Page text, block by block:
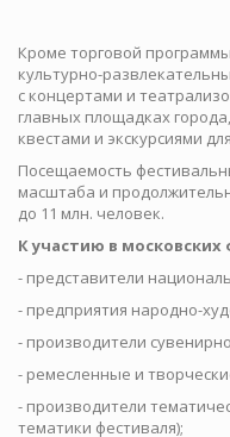
Кроме торговой
культурно-
с концертами и
главных площадках
квестами и экскурсиями
Посещаемость
масштаба и
до 11 млн. человек.
К участию в
- представители
- предприятия народно-
- производители
- ремесленные и
- производители
тематики фестиваля);